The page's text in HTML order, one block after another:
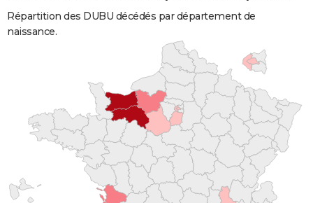
Répartition des DUBU décédés par département de
naissance.